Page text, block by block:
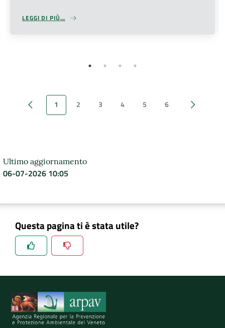
LEGGI DI PIÙ…
Previous page
1 2 3 4 5 6 Next page
Ultimo aggiornamento
06-07-2026 10:05
Questa pagina ti è stata utile?
Spiegaci perchè, e aiutaci a migliorare il servizio